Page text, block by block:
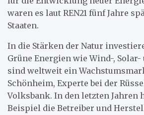
waren es laut REN21 fünf Jahre
Staaten.
In die Stärken der Natur
Grüne Energien wie Wind-,
sind weltweit ein
Schönheim, Experte bei der
Volksbank. In den letzten Jahren
Beispiel die Betreiber und